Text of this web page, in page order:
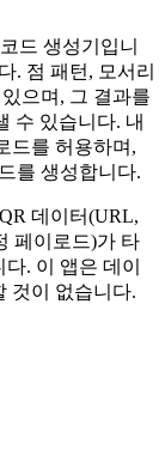
드 생성기입니
. 점 패턴, 모서리
으며, 그 결과를
수 있습니다. 내
드를 허용하며,
를 생성합니다.
데이터(URL,
페이로드)가 타
. 이 앱은 데이
것이 없습니다.